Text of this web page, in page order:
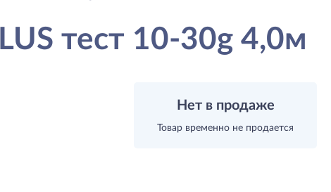
тест 10-30g 4,0м
Нет в продаже
Товар временно не продается